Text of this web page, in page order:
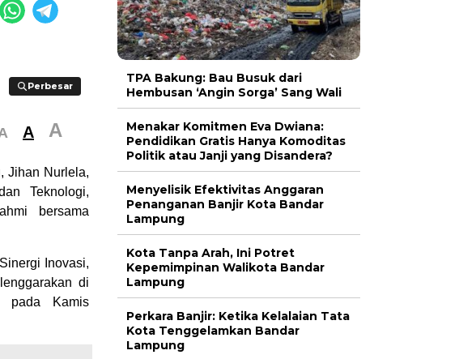
Perbesar
Perbesar
A A
Jihan Nurlela,
Teknologi,
bersama
Inovasi,
di
pada Kamis
TPA Bakung: Bau Busuk dari
Hembusan ‘Angin Sorga’ Sang Wali
Menakar Komitmen Eva Dwiana:
Pendidikan Gratis Hanya Komoditas
Politik atau Janji yang Disandera?
Menyelisik Efektivitas Anggaran
Penanganan Banjir Kota Bandar
Lampung
Kota Tanpa Arah, Ini Potret
Kepemimpinan Walikota Bandar
Lampung
Perkara Banjir: Ketika Kelalaian Tata
Kota Tenggelamkan Bandar
Lampung